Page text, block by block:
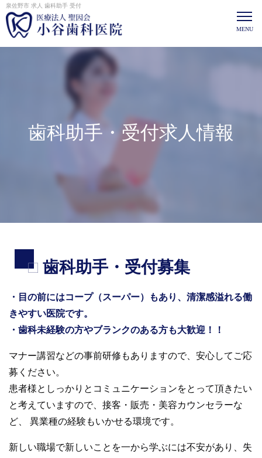
泉佐野市 求人 歯科助手 受付
歯科助手・受付求人情報
歯科助手・受付募集
・目の前にはコープ（スーパー）もあり、清潔感溢れる働
きやすい医院です。
・歯科未経験の方やブランクのある方も大歓迎！！
マナー講習などの事前研修もありますので、安心してご応
募ください。
患者様としっかりとコミュニケーションをとって頂きたい
と考えていますので、接客・販売・美容カウンセラーな
ど、 異業種の経験もいかせる環境です。
新しい職場で新しいことを一から学ぶには不安があり、失